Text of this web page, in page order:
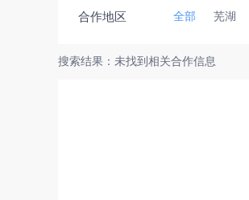
合作地区 全部 芜湖
搜索结果：未找到相关合作信息